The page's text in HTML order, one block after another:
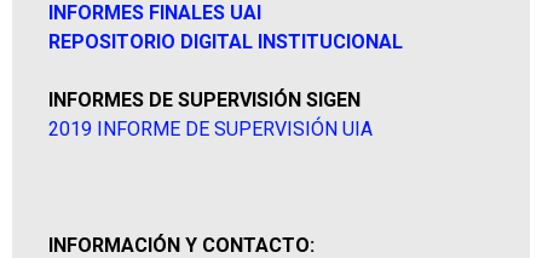
INFORMES FINALES UAI
REPOSITORIO DIGITAL INSTITUCIONAL
INFORMES DE SUPERVISIÓN SIGEN
2019 INFORME DE SUPERVISIÓN UIA
INFORMACIÓN Y CONTACTO: